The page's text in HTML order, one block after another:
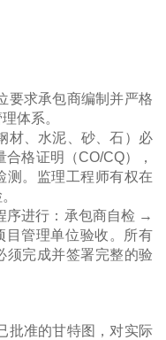
要求承包商编制并严格
体系。
材、水泥、砂、石）必
格证明（CO/CQ），
测。监理工程师有权在
序进行：承包商自检 →
管理单位验收。所有
须完成并签署完整的验
批准的甘特图，对实际